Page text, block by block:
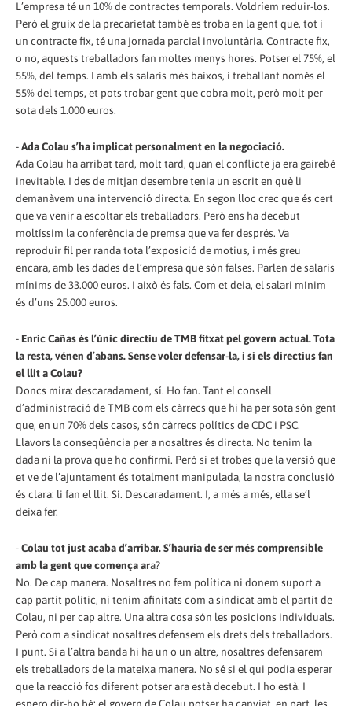
L’empresa té un 10% de contractes temporals. Voldríem reduir-los.
Però el gruix de la precarietat també es troba en la gent que, tot i
un contracte fix, té una jornada parcial involuntària. Contracte fix,
o no, aquests treballadors fan moltes menys hores. Potser el 75%, el
55%, del temps. I amb els salaris més baixos, i treballant només el
55% del temps, et pots trobar gent que cobra molt, però molt per
sota dels 1.000 euros.
-Ada Colau s’ha implicat personalment en la negociació.
Ada Colau ha arribat tard, molt tard, quan el conflicte ja era gairebé
inevitable. I des de mitjan desembre tenia un escrit en què li
demanàvem una intervenció directa. En segon lloc crec que és cert
que va venir a escoltar els treballadors. Però ens ha decebut
moltíssim la conferència de premsa que va fer després. Va
reproduir fil per randa tota l’exposició de motius, i més greu
encara, amb les dades de l’empresa que són falses. Parlen de salaris
mínims de 33.000 euros. I això és fals. Com et deia, el salari mínim
és d’uns 25.000 euros.
- Enric Cañas és l’únic directiu de TMB fitxat pel govern actual. Tota
la resta, vénen d’abans. Sense voler defensar-la, i si els directius fan
el llit a Colau?
Doncs mira: descaradament, sí. Ho fan. Tant el consell
d’administració de TMB com els càrrecs que hi ha per sota són gent
que, en un 70% dels casos, són càrrecs polítics de CDC i PSC.
Llavors la conseqüència per a nosaltres és directa. No tenim la
dada ni la prova que ho confirmi. Però si et trobes que la versió que
et ve de l’ajuntament és totalment manipulada, la nostra conclusió
és clara: li fan el llit. Sí. Descaradament. I, a més a més, ella se’l
deixa fer.
-Colau tot just acaba d’arribar. S’hauria de ser més comprensible
amb la gent que comença ara?
No. De cap manera. Nosaltres no fem política ni donem suport a
cap partit polític, ni tenim afinitats com a sindicat amb el partit de
Colau, ni per cap altre. Una altra cosa són les posicions individuals.
Però com a sindicat nosaltres defensem els drets dels treballadors.
I punt. Si a l’altra banda hi ha un o un altre, nosaltres defensarem
els treballadors de la mateixa manera. No sé si el qui podia esperar
que la reacció fos diferent potser ara està decebut. I ho està. I